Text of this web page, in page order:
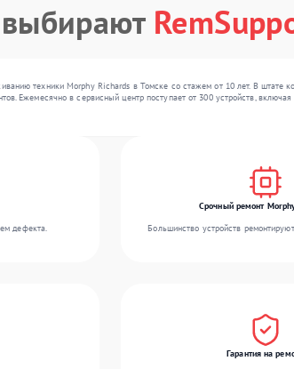
техники Morphy Richards в Томске со стажем от 10 лет. В штате
Ежемесячно в сервисный центр поступает от 300 устройств,
дефекта.
Срочный ремонт
Большинство устройств
Гарантия на